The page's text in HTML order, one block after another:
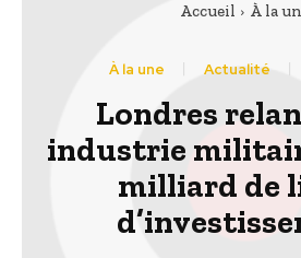
Accueil À la
À la une Actualité
Londres
industrie
milliard de